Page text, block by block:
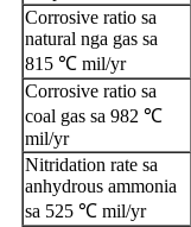
Corrosive ratio sa
natural nga gas sa
815 ℃ mil/yr
Corrosive ratio sa
coal gas sa 982 ℃
mil/yr
Nitridation rate sa
anhydrous ammonia
sa 525 ℃ mil/yr